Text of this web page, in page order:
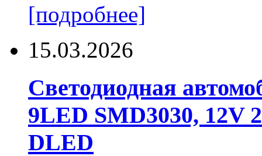
[подробнее]
15.03.2026
Светодиодная
9LED SMD3030, 12V
DLED